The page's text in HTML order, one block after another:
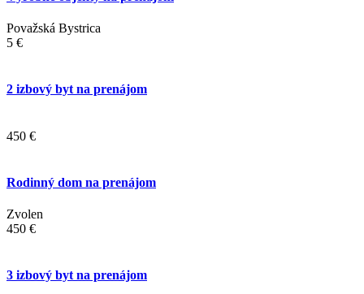
Považská Bystrica
5 €
2 izbový byt na prenájom
450 €
Rodinný dom na prenájom
Zvolen
450 €
3 izbový byt na prenájom